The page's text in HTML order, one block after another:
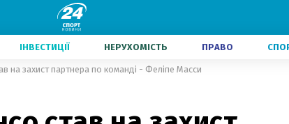
ІНВЕСТИЦІЇ НЕРУХОМІСТЬ ПРАВО
на захист партнера по команді - Феліпе Масси